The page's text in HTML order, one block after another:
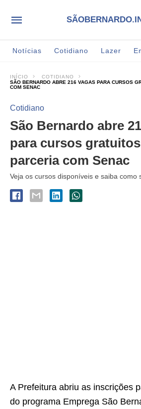
Notícias Cotidiano Lazer
INÍCIO
COTIDIANO
SÃO BERNARDO ABRE 216 VAGAS PARA CURSOS
COM SENAC
Cotidiano
São Bernardo abre
para cursos
parceria com Senac
Veja os cursos disponíveis e saiba como
A Prefeitura abriu as inscrições
do programa Emprega São